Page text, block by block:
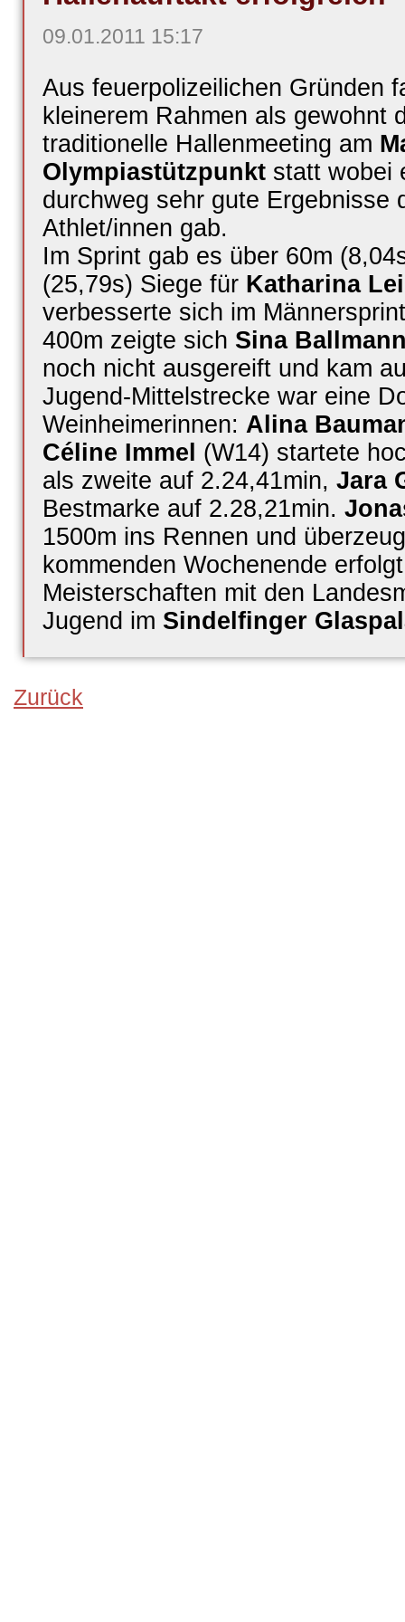
09.01.2011 15:17
Aus feuerpolizeilichen Gründen
kleinerem Rahmen als gewohnt
traditionelle Hallenmeeting am
Olympiastützpunkt statt wobei
durchweg sehr gute Ergebnisse
Athlet/innen gab.
Im Sprint gab es über 60m
(25,79s) Siege für Katharina
verbesserte sich im
400m zeigte sich Sina
noch nicht ausgereift und kam
Jugend-Mittelstrecke war eine
Weinheimerinnen: Alina
Céline Immel (W14) startete
als zweite auf 2.24,41min, Jara
Bestmarke auf 2.28,21min.
1500m ins Rennen und
kommenden Wochenende
Meisterschaften mit den
Jugend im Sindelfinger
Zurück